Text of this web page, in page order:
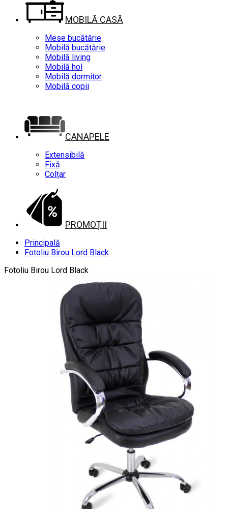
MOBILĂ CASĂ
Mese bucătărie
Mobilă bucătărie
Mobilă living
Mobilă hol
Mobilă dormitor
Mobilă copii
CANAPELE
Extensibilă
Fixă
Colțar
PROMOȚII
Principală
Fotoliu Birou Lord Black
Fotoliu Birou Lord Black